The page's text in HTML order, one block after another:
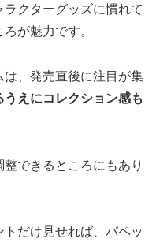
クターグッズに慣れて
が魅力です。
、発売直後に注目が集
うえにコレクション感も
できるところにもあり
だけ見せれば、パペッ